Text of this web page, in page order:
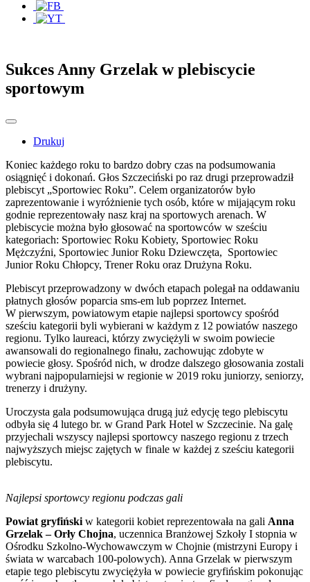
Sukces Anny Grzelak w plebiscycie
sportowym
Drukuj
Koniec każdego roku to bardzo dobry czas na podsumowania
osiągnięć i dokonań. Głos Szczeciński po raz drugi przeprowadził
plebiscyt „Sportowiec Roku”. Celem organizatorów było
zaprezentowanie i wyróżnienie tych osób, które w mijającym roku
godnie reprezentowały nasz kraj na sportowych arenach. W
plebiscycie można było głosować na sportowców w sześciu
kategoriach: Sportowiec Roku Kobiety, Sportowiec Roku
Mężczyźni, Sportowiec Junior Roku Dziewczęta, Sportowiec
Junior Roku Chłopcy, Trener Roku oraz Drużyna Roku.
Plebiscyt przeprowadzony w dwóch etapach polegał na oddawaniu
płatnych głosów poparcia sms-em lub poprzez Internet.
W pierwszym, powiatowym etapie najlepsi sportowcy spośród
sześciu kategorii byli wybierani w każdym z 12 powiatów naszego
regionu. Tylko laureaci, którzy zwyciężyli w swoim powiecie
awansowali do regionalnego finału, zachowując zdobyte w
powiecie głosy. Spośród nich, w drodze dalszego głosowania zostali
wybrani najpopularniejsi w regionie w 2019 roku juniorzy, seniorzy,
trenerzy i drużyny.
Uroczysta gala podsumowująca drugą już edycję tego plebiscytu
odbyła się 4 lutego br. w Grand Park Hotel w Szczecinie. Na galę
przyjechali wszyscy najlepsi sportowcy naszego regionu z trzech
najwyższych miejsc zajętych w finale w każdej z sześciu kategorii
plebiscytu.
Najlepsi sportowcy regionu podczas gali
Powiat gryfiński w kategorii kobiet reprezentowała na gali Anna
Grzelak – Orły Chojna, uczennica Branżowej Szkoły I stopnia w
Ośrodku Szkolno-Wychowawczym w Chojnie (mistrzyni Europy i
świata w warcabach 100-polowych). Anna Grzelak w pierwszym
etapie tego plebiscytu zwyciężyła w powiecie gryfińskim pokonując